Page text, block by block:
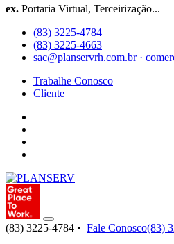
ex. Portaria Virtual, Terceirização...
(83) 3225-4784
(83) 3225-4663
sac@planservrh.com.br ·
Trabalhe Conosco
Cliente
(83) 3225-4784 • Fale Conosco(83)